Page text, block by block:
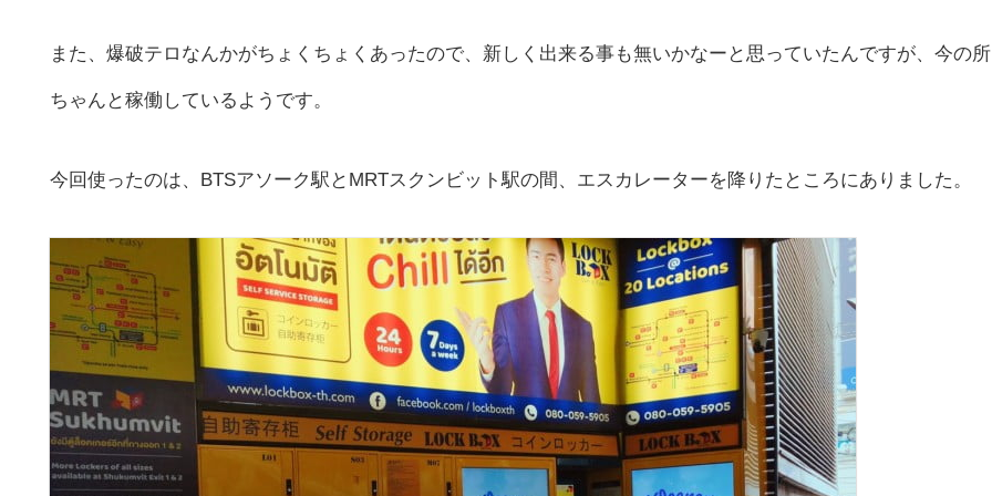
また、爆破テロなんかがちょくちょくあったので、新しく出来る事も無いかなーと思っていたんですが、今の所
ちゃんと稼働しているようです。
今回使ったのは、BTSアソーク駅とMRTスクンビット駅の間、エスカレーターを降りたところにありました。